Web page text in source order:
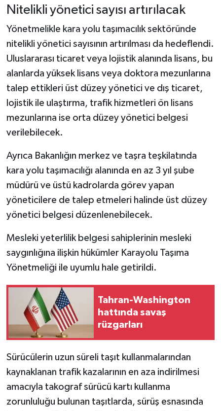
Nitelikli yönetici sayısı artırılacak
Yönetmelikle kara yolu taşımacılık sektöründe
nitelikli yönetici sayısının artırılması da hedeflendi.
Uluslararası ticaret veya lojistik alanında lisans, bu
alanlarda yüksek lisans veya doktora mezunlarına
talep ettikleri üst düzey yönetici ve dış ticaret,
lojistik ile ulaştırma, trafik hizmetleri ön lisans
mezunlarına ise orta düzey yönetici belgesi
verilebilecek.
Ayrıca Bakanlığın merkez ve taşra teşkilatında
kara yolu taşımacılığı alanında en az 3 yıl şube
müdürü ve üstü kadrolarda görev yapan
yöneticilere de talep etmeleri halinde üst düzey
yönetici belgesi düzenlenebilecek.
Mesleki yeterlilik belgesi sahiplerinin mesleki
saygınlığına ilişkin hükümler Karayolu Taşıma
Yönetmeliği ile uyumlu hale getirildi.
Tahran-Washington
hattında savaş
rüzgarları
Sürücülerin uzun süreli taşıt kullanmalarından
kaynaklanan trafik kazalarının en aza indirilmesi
amacıyla takograf sürücü kartı kullanma
zorunluluğu bulunan taşıtlarda, sürüş esnasında